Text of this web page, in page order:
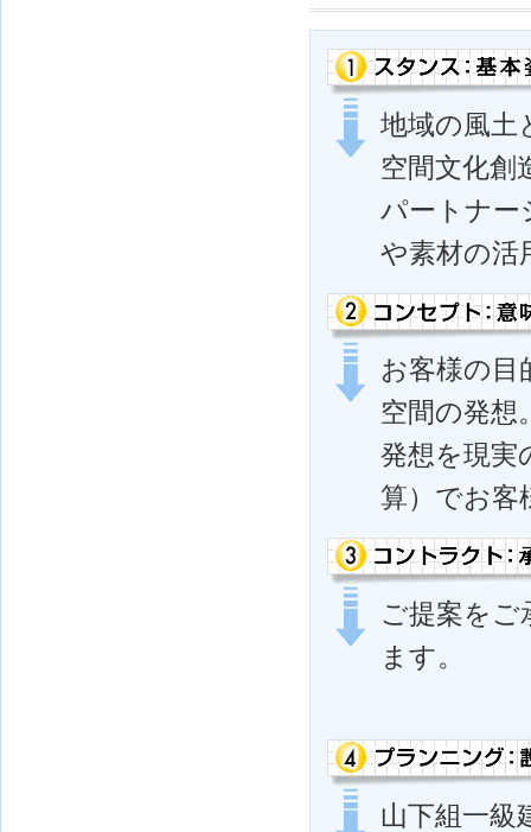
地域の風土
空間文化創
パートナー
や素材の活
お客様の目
空間の発想
発想を現実
算）でお客
ご提案をご
ます。
山下組一級